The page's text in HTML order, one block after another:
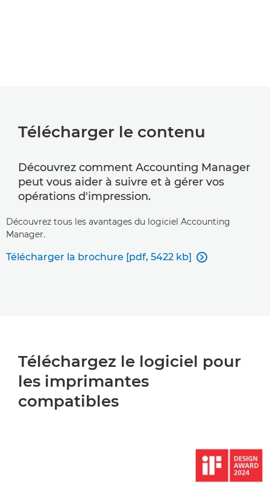
Télécharger le contenu
Découvrez comment Accounting Manager
peut vous aider à suivre et à gérer vos
opérations d'impression.
Découvrez tous les avantages du logiciel Accounting
Manager.
Télécharger la brochure [pdf, 5422 kb] 
Téléchargez le logiciel pour
les imprimantes
compatibles